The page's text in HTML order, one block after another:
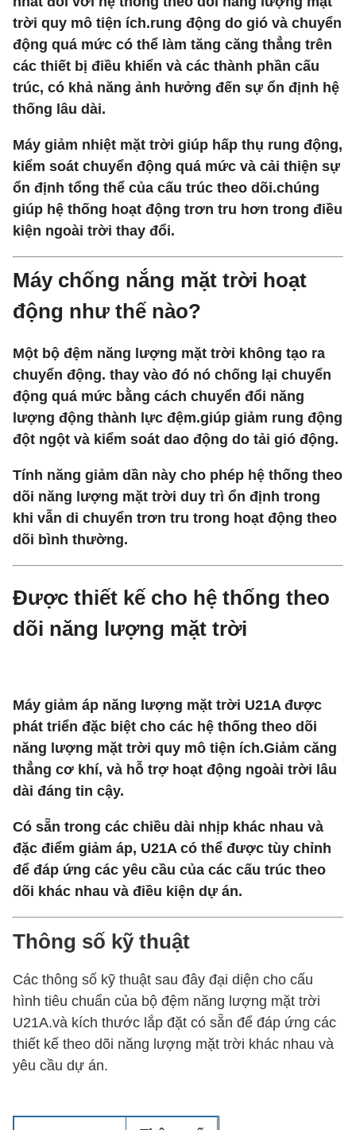
trời quy mô tiện ích.rung động do gió và chuyển
động quá mức có thể làm tăng căng thẳng trên
các thiết bị điều khiển và các thành phần cấu
trúc, có khả năng ảnh hưởng đến sự ổn định hệ
thống lâu dài.
Máy giảm nhiệt mặt trời giúp hấp thụ rung động,
kiểm soát chuyển động quá mức và cải thiện sự
ổn định tổng thể của cấu trúc theo dõi.chúng
giúp hệ thống hoạt động trơn tru hơn trong điều
kiện ngoài trời thay đổi.
Máy chống nắng mặt trời hoạt
động như thế nào?
Một bộ đệm năng lượng mặt trời không tạo ra
chuyển động. thay vào đó nó chống lại chuyển
động quá mức bằng cách chuyển đổi năng
lượng động thành lực đệm.giúp giảm rung động
đột ngột và kiểm soát dao động do tải gió động.
Tính năng giảm dần này cho phép hệ thống theo
dõi năng lượng mặt trời duy trì ổn định trong
khi vẫn di chuyển trơn tru trong hoạt động theo
dõi bình thường.
Được thiết kế cho hệ thống theo
dõi năng lượng mặt trời
Máy giảm áp năng lượng mặt trời U21A được
phát triển đặc biệt cho các hệ thống theo dõi
năng lượng mặt trời quy mô tiện ích.Giảm căng
thẳng cơ khí, và hỗ trợ hoạt động ngoài trời lâu
dài đáng tin cậy.
Có sẵn trong các chiều dài nhịp khác nhau và
đặc điểm giảm áp, U21A có thể được tùy chỉnh
để đáp ứng các yêu cầu của các cấu trúc theo
dõi khác nhau và điều kiện dự án.
Thông số kỹ thuật
Các thông số kỹ thuật sau đây đại diện cho cấu
hình tiêu chuẩn của bộ đệm năng lượng mặt trời
U21A.và kích thước lắp đặt có sẵn để đáp ứng các
thiết kế theo dõi năng lượng mặt trời khác nhau và
yêu cầu dự án.